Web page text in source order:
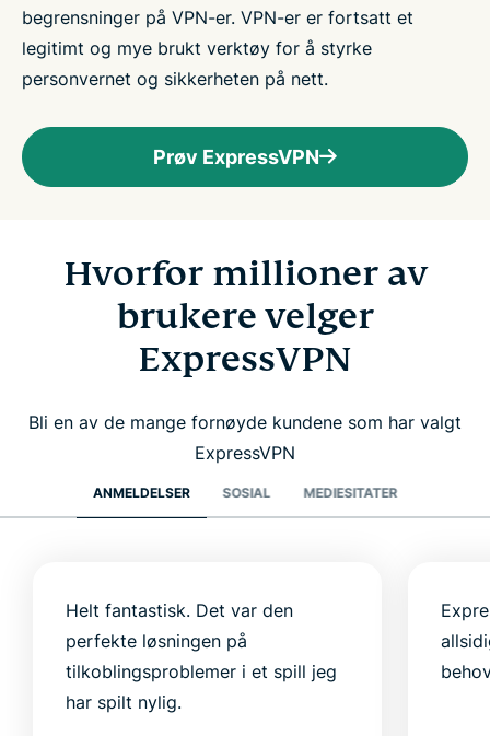
begrensninger på VPN-er. VPN-er er fortsatt et
legitimt og mye brukt verktøy for å styrke
personvernet og sikkerheten på nett.
Prøv ExpressVPN
Hvorfor millioner av
brukere velger
ExpressVPN
Bli en av de mange fornøyde kundene som har valgt
ExpressVPN
ANMELDELSER SOSIAL MEDIESITATER
Helt fantastisk. Det var den
perfekte løsningen på
tilkoblingsproblemer i et spill jeg
har spilt nylig.